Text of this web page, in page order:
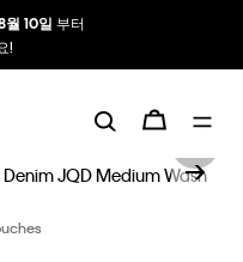
월 10일 부터
!